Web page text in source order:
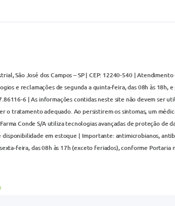
São José dos Campos – SP | CEP: 12240-540 |
e reclamações de segunda a quinta-feira, das 08h às 18h,
6 | As informações contidas neste site não devem ser
tratamento adequado. Ao persistirem os sintomas, um
Conde S/A utiliza tecnologias avançadas de proteção de
disponibilidade em estoque | Importante: antimicrobianos,
feira, das 08h às 17h (exceto feriados), conforme Portaria